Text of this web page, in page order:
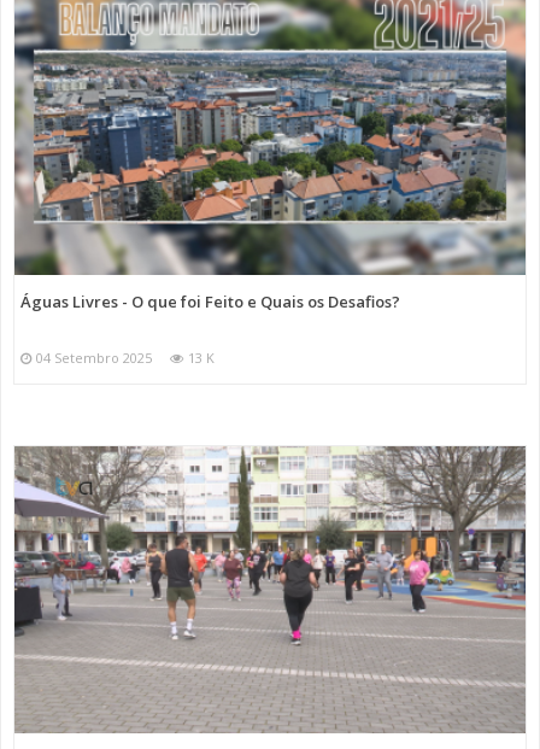
Águas Livres - O que foi Feito e Quais os Desafios?
04 Setembro 2025 13 K